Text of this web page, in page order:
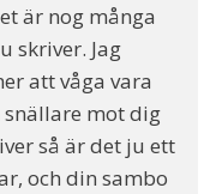
är nog många
skriver. Jag
att våga vara
mot dig
så är det ju ett
och din sambo